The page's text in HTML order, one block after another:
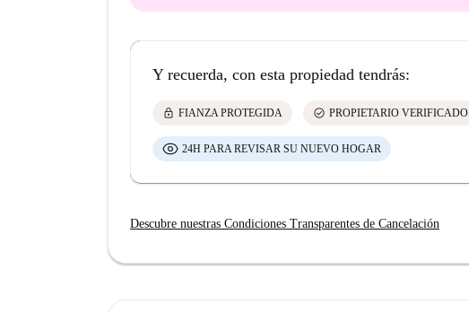
Y recuerda, con esta propiedad tendrás:
lock FIANZA PROTEGIDA check_circle PROPIETARIO VERIFICADO
24H PARA REVISAR SU NUEVO HOGAR
Descubre nuestras Condiciones Transparentes de Cancelación